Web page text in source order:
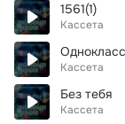
1561(1)
Кассета
Кассета
Без тебя
Кассета